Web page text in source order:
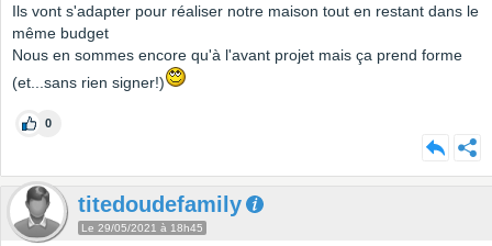
Ils vont s'adapter pour réaliser notre maison tout en restant dans le
même budget
Nous en sommes encore qu'à l'avant projet mais ça prend forme
(et...sans rien signer!)
0
titedoudefamily
Le 29/05/2021 à 18h45